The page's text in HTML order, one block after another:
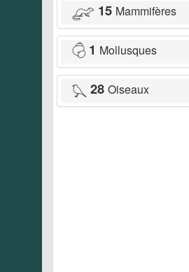
15 Mammifères
1 Mollusques
28 Oiseaux